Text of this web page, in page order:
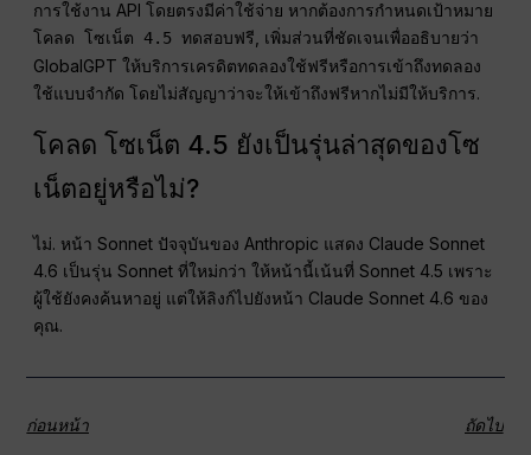
การใช้งาน API โดยตรงมีค่าใช้จ่าย หากต้องการกำหนดเป้าหมาย
โคลด โซเน็ต 4.5 ทดสอบฟรี
, เพิ่มส่วนที่ชัดเจนเพื่ออธิบายว่า
GlobalGPT ให้บริการเครดิตทดลองใช้ฟรีหรือการเข้าถึงทดลอง
ใช้แบบจำกัด โดยไม่สัญญาว่าจะให้เข้าถึงฟรีหากไม่มีให้บริการ.
โคลด โซเน็ต 4.5 ยังเป็นรุ่นล่าสุดของโซ
เน็ตอยู่หรือไม่?
ไม่. หน้า Sonnet ปัจจุบันของ Anthropic แสดง Claude Sonnet
4.6 เป็นรุ่น Sonnet ที่ใหม่กว่า ให้หน้านี้เน้นที่ Sonnet 4.5 เพราะ
ผู้ใช้ยังคงค้นหาอยู่ แต่ให้ลิงก์ไปยังหน้า Claude Sonnet 4.6 ของ
คุณ.
ก่อนหน้า ถัดไป